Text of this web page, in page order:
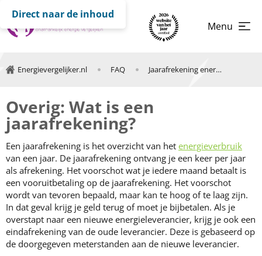
Direct naar de inhoud
Menu
Energievergelijker.nl FAQ Jaarafrekening energie
Overig: Wat is een
jaarafrekening?
Een jaarafrekening is het overzicht van het energieverbruik
van een jaar. De jaarafrekening ontvang je een keer per jaar
als afrekening. Het voorschot wat je iedere maand betaalt is
een vooruitbetaling op de jaarafrekening. Het voorschot
wordt van tevoren bepaald, maar kan te hoog of te laag zijn.
In dat geval krijg je geld terug of moet je bijbetalen. Als je
overstapt naar een nieuwe energieleverancier, krijg je ook een
eindafrekening van de oude leverancier. Deze is gebaseerd op
de doorgegeven meterstanden aan de nieuwe leverancier.